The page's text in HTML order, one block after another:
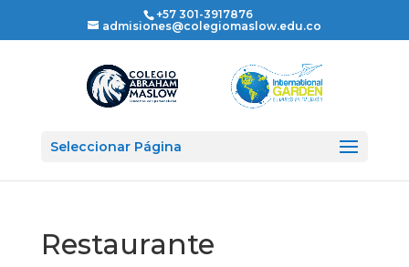
+57 301-3917876
admisiones@colegiomaslow.edu.co
Seleccionar Página
Restaurante